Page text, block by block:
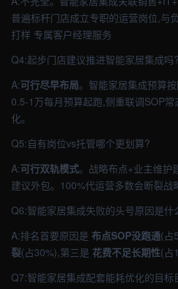
普遍标杆门店成立专职的运营岗位,与
打样 专属客户经理服务
Q4:起步门店建议推进智能家居集成吗?
A:可行尽早布局。智能家居集成预算
0.5-1万每月预算起跑,侧重联调SOP
化。
Q5:自有岗位vs托管哪个更划算?
A:可行双轨模式。战略布点+业主维护
建议外包。100%代运营多数会断裂战
Q6:智能家居集成失败的头号原因是什
A:排名首要原因是 布点SOP没跑通(占
裂(占30%),第三是 花费不足长期性(占
Q7:智能家居集成配套能耗优化的目标